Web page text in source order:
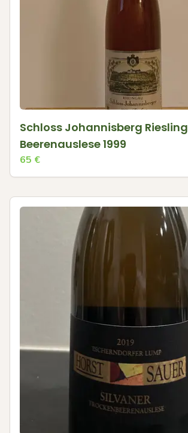
Schloss Johannisberg Riesling
Beerenauslese 1999
65 €